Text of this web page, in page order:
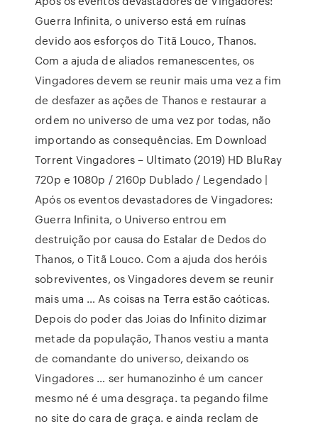
Guerra Infinita, o universo está em ruínas
devido aos esforços do Titã Louco, Thanos.
Com a ajuda de aliados remanescentes, os
Vingadores devem se reunir mais uma vez a fim
de desfazer as ações de Thanos e restaurar a
ordem no universo de uma vez por todas, não
importando as consequências. Em Download
Torrent Vingadores – Ultimato (2019) HD BluRay
720p e 1080p / 2160p Dublado / Legendado |
Após os eventos devastadores de Vingadores:
Guerra Infinita, o Universo entrou em
destruição por causa do Estalar de Dedos do
Thanos, o Titã Louco. Com a ajuda dos heróis
sobreviventes, os Vingadores devem se reunir
mais uma … As coisas na Terra estão caóticas.
Depois do poder das Joias do Infinito dizimar
metade da população, Thanos vestiu a manta
de comandante do universo, deixando os
Vingadores … ser humanozinho é um cancer
mesmo né é uma desgraça. ta pegando filme
no site do cara de graça. e ainda reclam de